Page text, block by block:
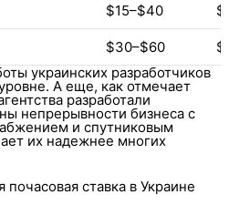
$15–$40
$30–$60
украинских разработчиков
А еще, как отмечает
разработали
непрерывности бизнеса с
и спутниковым
их надежнее многих